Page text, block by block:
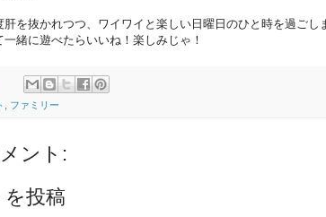
肝を抜かれつつ、ワイワイと楽しい日曜日のひと時を過ごし
一緒に遊べたらいいね！楽しみじゃ！
, ファミリー
ント:
投稿